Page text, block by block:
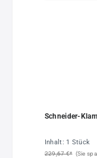
Schneider-
Inhalt: 1 Stück
229,67 €* (Sie